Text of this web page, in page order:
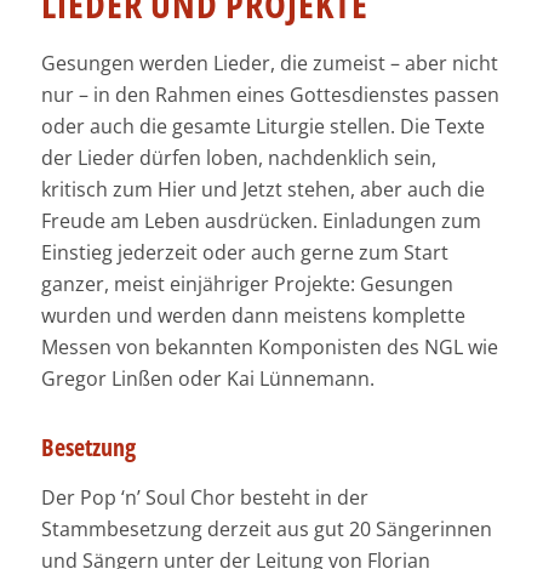
Gesungen werden Lieder, die zumeist – aber nicht
nur – in den Rahmen eines Gottesdienstes passen
oder auch die gesamte Liturgie stellen. Die Texte
der Lieder dürfen loben, nachdenklich sein,
kritisch zum Hier und Jetzt stehen, aber auch die
Freude am Leben ausdrücken. Einladungen zum
Einstieg jederzeit oder auch gerne zum Start
ganzer, meist einjähriger Projekte: Gesungen
wurden und werden dann meistens komplette
Messen von bekannten Komponisten des NGL wie
Gregor Linßen oder Kai Lünnemann.
Besetzung
Der Pop ‘n’ Soul Chor besteht in der
Stammbesetzung derzeit aus gut 20 Sängerinnen
und Sängern unter der Leitung von Florian